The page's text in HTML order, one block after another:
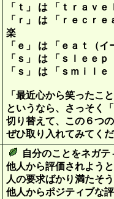
「ｔ」 は 「ｔｒａｖ
「ｒ」 は 「ｒｅｃｒ
楽
「ｅ」 は 「ｅａｔ（
「ｓ」 は 「ｓｌｅｅ
「ｓ」 は 「ｓｍｉｌ
「最近心から笑ったこ
というなら、さっそく
切り替えて、この６つ
ぜひ取り入れてみてく
自分のことをネガ
他人から評価されよう
人の要求ばかり満たそ
他人からポジティブな